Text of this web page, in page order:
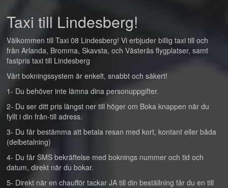
Taxi till Lindesberg!
Välkommen till Taxi 08 Lindesberg! Vi erbjuder billig taxi till och
från Arlanda, Bromma, Skavsta, och Västerås flygplatser, samt
fastpris taxi till Lindesberg
Vårt bokningssystem är enkelt, snabbt och säkert!
1- Du behöver inte lämna dina personuppgifter.
2- Du ser ditt pris längst ner till höger om Boka knappen när du
fyllt i din från-till adress.
3- Du får bestämma att betala resan med kort, kontant eller båda
(delbetalning)
4- Du får SMS bekräftelse med boknings nummer och tid och
datum, direkt när du bokar.
5- Direkt när en chaufför tackar JA till din beställning får du en till